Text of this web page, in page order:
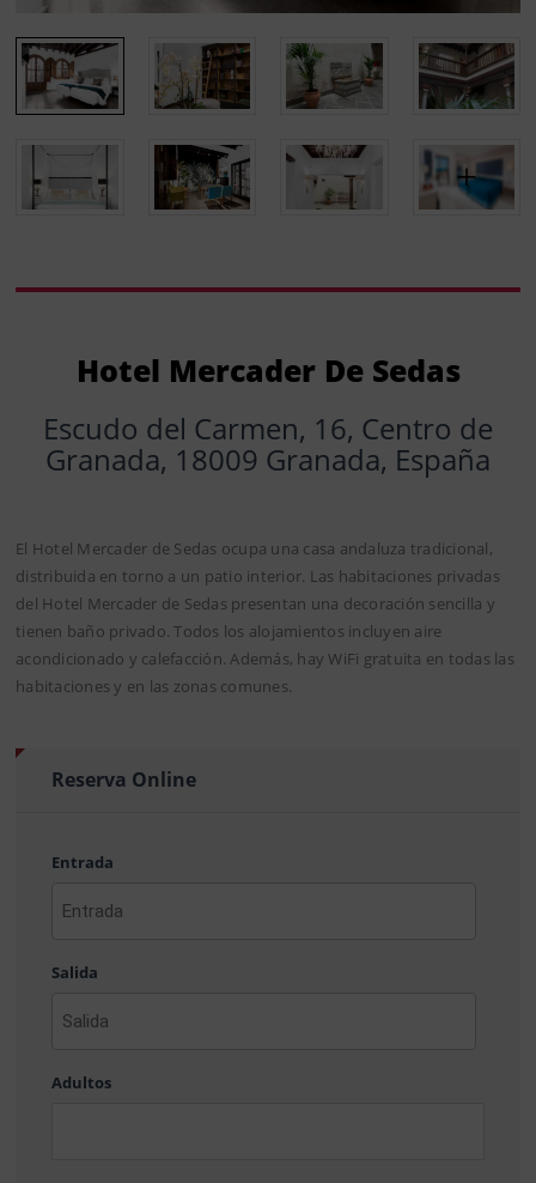
Hotel Mercader De Sedas
Escudo del Carmen, 16, Centro de
Granada, 18009 Granada, España
El Hotel Mercader de Sedas ocupa una casa andaluza tradicional,
distribuida en torno a un patio interior. Las habitaciones privadas
del Hotel Mercader de Sedas presentan una decoración sencilla y
tienen baño privado. Todos los alojamientos incluyen aire
acondicionado y calefacción. Además, hay WiFi gratuita en todas las
habitaciones y en las zonas comunes.
Reserva Online
Entrada
AAAA
MM
DD
Salida
AAAA
MM
Adultos